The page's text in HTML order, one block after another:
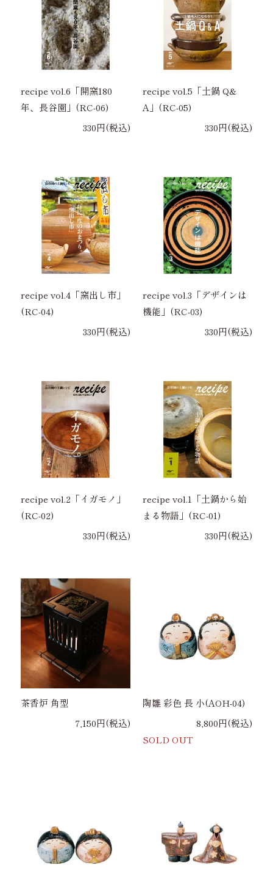
recipe vol.6「開窯180
年、長谷園」(RC-06)
330円(税込)
recipe vol.5「土鍋 Q&
A」(RC-05)
330円(税込)
recipe vol.4「窯出し市」
(RC-04)
330円(税込)
recipe vol.3「デザインは
機能」(RC-03)
330円(税込)
recipe vol.2「イガモノ」
(RC-02)
330円(税込)
recipe vol.1「土鍋から始
まる物語」(RC-01)
330円(税込)
茶香炉 角型
7,150円(税込)
陶雛 彩色 長 小(AOH-04)
8,800円(税込)
SOLD OUT